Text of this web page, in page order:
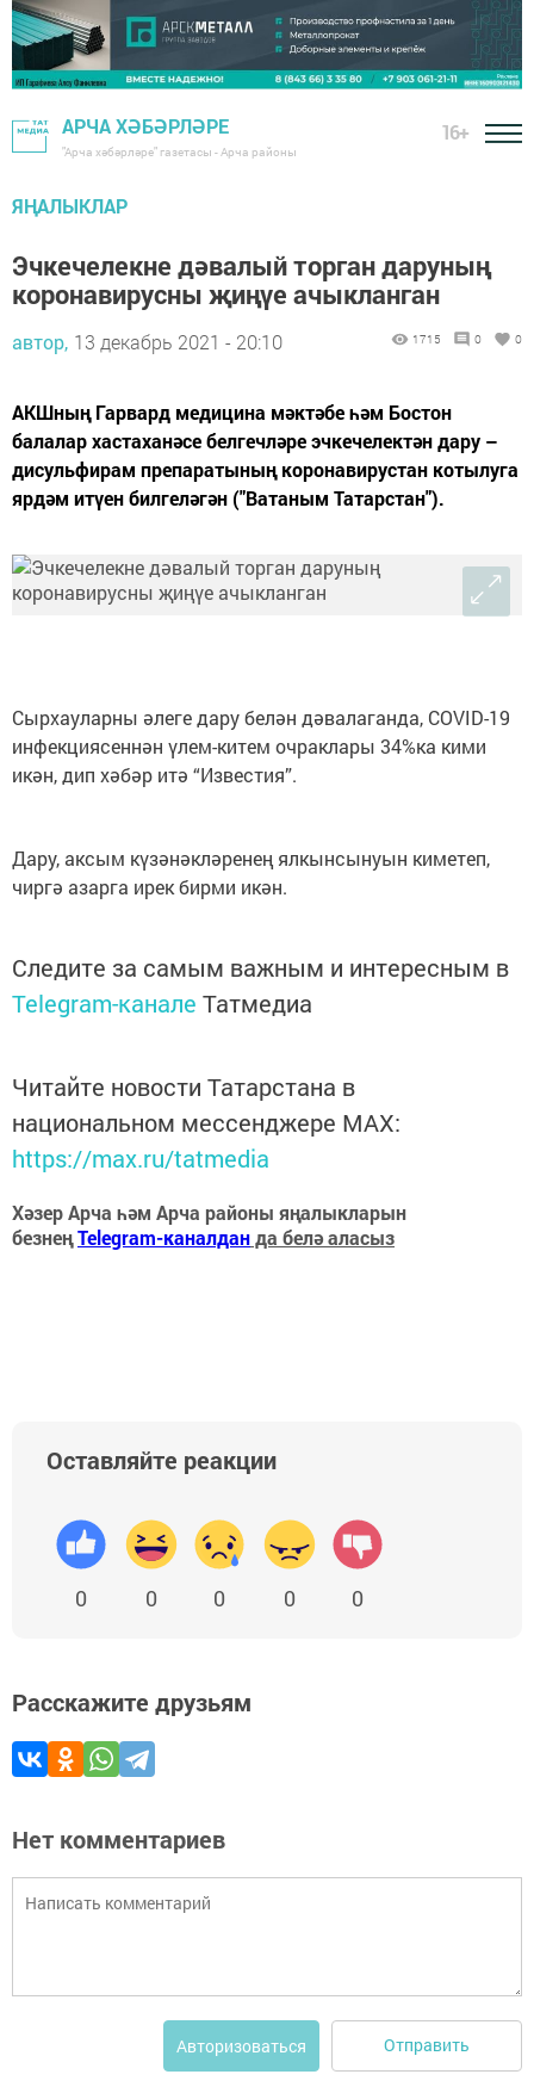
АРЧА ХӘБӘРЛӘРЕ
"Арча хәбәрләре" газетасы - Арча районы
16+
ЯҢАЛЫКЛАР
Эчкечелекне дәвалый торган даруның
коронавирусны җиңүе ачыкланган
автор, 13 декабрь 2021 - 20:10 1715 0 0
АКШның Гарвард медицина мәктәбе һәм Бостон
балалар хастаханәсе белгечләре эчкечелектән дару –
дисульфирам препаратының коронавирустан котылуга
ярдәм итүен билгеләгән ("Ватаным Татарстан").
Сырхауларны әлеге дару белән дәвалаганда, COVID-19
инфекциясеннән үлем-китем очраклары 34%ка кими
икән, дип хәбәр итә “Известия”.
Дару, аксым күзәнәкләренең ялкынсынуын киметеп,
чиргә азарга ирек бирми икән.
Следите за самым важным и интересным в
Telegram-канале Татмедиа
Читайте новости Татарстана в
национальном мессенджере MАХ:
https://max.ru/tatmedia
Хәзер Арча һәм Арча районы яңалыкларын
безнеңTelegram-каналданда белә аласыз
Оставляйте реакции
0 0 0 0 0
Расскажите друзьям
Нет комментариев
Авторизоваться Отправить